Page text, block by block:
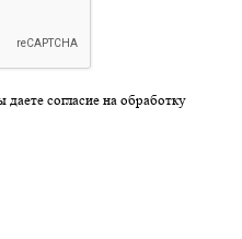
согласие на обработку